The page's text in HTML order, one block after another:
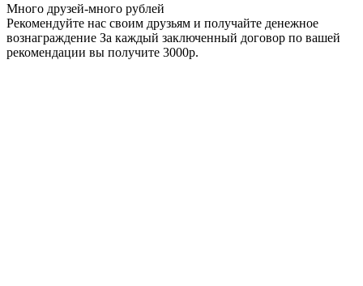
Много друзей-много рублей
Рекомендуйте нас своим друзьям и получайте денежное
вознаграждение За каждый заключенный договор по вашей
рекомендации вы получите 3000р.